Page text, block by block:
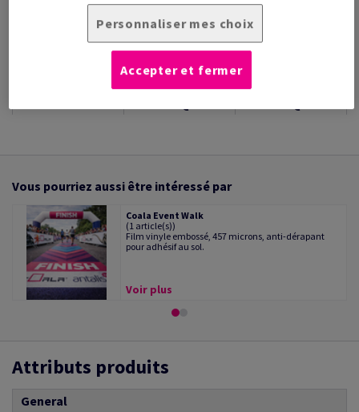
Outil de coupe
INFORMATIONS INFORMATIONS
Vous pourriez aussi être intéressé par
Coala Event Walk
(1 article(s))
Film vinyle embossé, 457 microns, anti-dérapant
pour adhésif au sol.
Voir plus
Attributs produits
General
Personnaliser mes choix
Accepter et fermer